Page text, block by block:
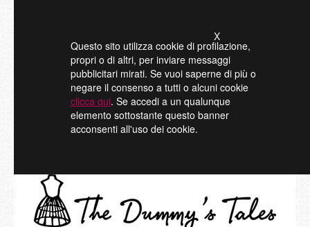
Questo sito utilizza cookie di profilazione,
propri o di altri, per inviare messaggi
pubblicitari mirati. Se vuoi saperne di più o
negare il consenso a tutti o alcuni cookie
clicca qui. Se accedi a un qualunque
elemento sottostante questo banner
acconsenti all'uso dei cookie.
X